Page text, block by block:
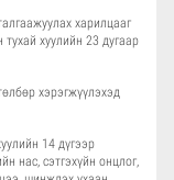
харилцааг
хуулийн 23 дугаар
хэрэгжүүлэхэд
14 дүгээр
нас, сэтгэхүйн онцлог,